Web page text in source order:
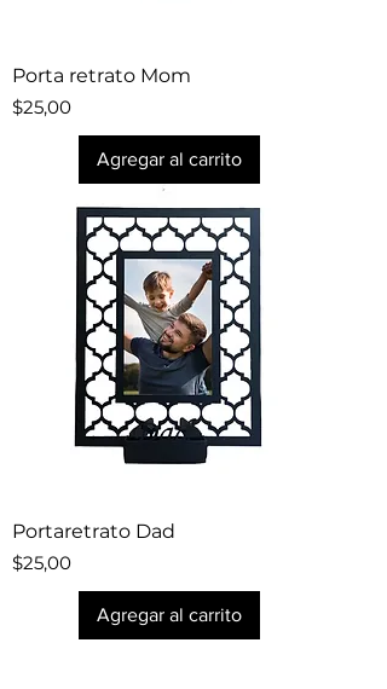
Porta retrato Mom
Precio
$25,00
Agregar al carrito
Portaretrato Dad
Precio
$25,00
Agregar al carrito